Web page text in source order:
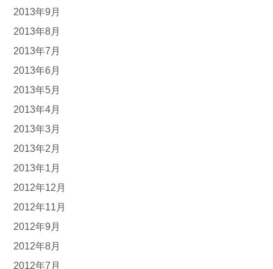
2013年9月
2013年8月
2013年7月
2013年6月
2013年5月
2013年4月
2013年3月
2013年2月
2013年1月
2012年12月
2012年11月
2012年9月
2012年8月
2012年7月